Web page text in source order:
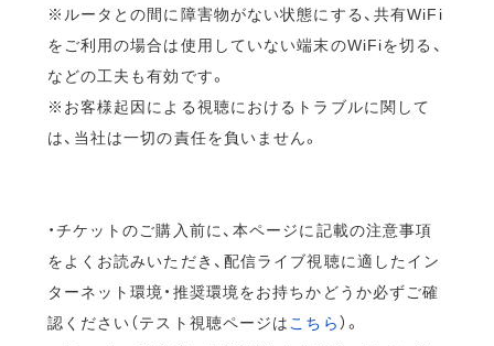
※ルータとの間に障害物がない状態にする、共有WiFi
をご利用の場合は使用していない端末のWiFiを切る、
などの工夫も有効です。
※お客様起因による視聴におけるトラブルに関して
は、当社は一切の責任を負いません。
・チケットのご購入前に、本ページに記載の注意事項
をよくお読みいただき、配信ライブ視聴に適したイン
ターネット環境・推奨環境をお持ちかどうか必ずご確
認ください（テスト視聴ページは こちら）。